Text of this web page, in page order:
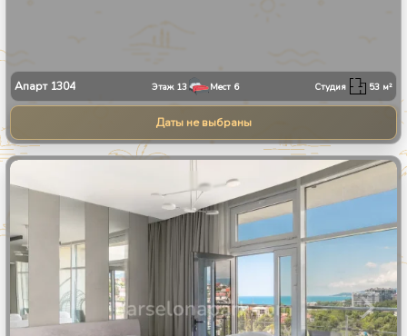
Апарт 1304 Этаж 13 Мест 6 Студия 53 м²
Даты не выбраны
/30